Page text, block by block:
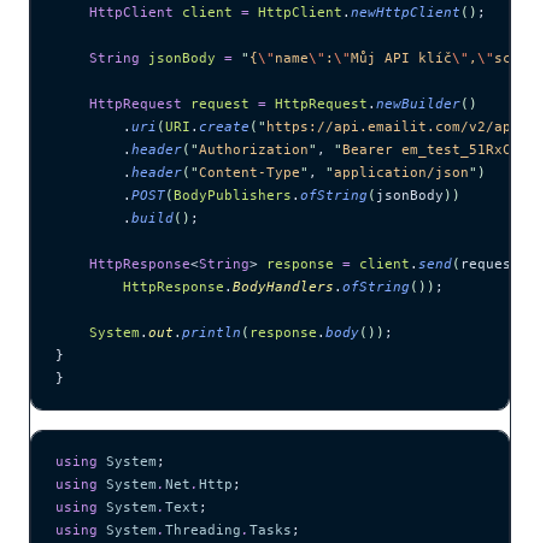
    HttpClient
client = HttpClient . newHttpClient () ;
    String
jsonBody = " {\" name\" : \"Můj API klíč\" , \" scope
    HttpRequest
request = HttpRequest . newBuilder()
        .
uri (URI . create ( " https://api.emailit.com/v2/api-
        .
header( "Authorization" , "Bearer
        .
header( "Content-Type" , "application/json" )
        .
POST( BodyPublishers . ofString ( jsonBody ))
        .
build() ;
    HttpResponse
<String> response = client . send( request,
        HttpResponse
. BodyHandlers . ofString ()) ;
    System
. out . println ( response . body()) ;
}
}
using System ;
using System . Net . Http ;
using System . Text ;
using System . Threading . Tasks ;